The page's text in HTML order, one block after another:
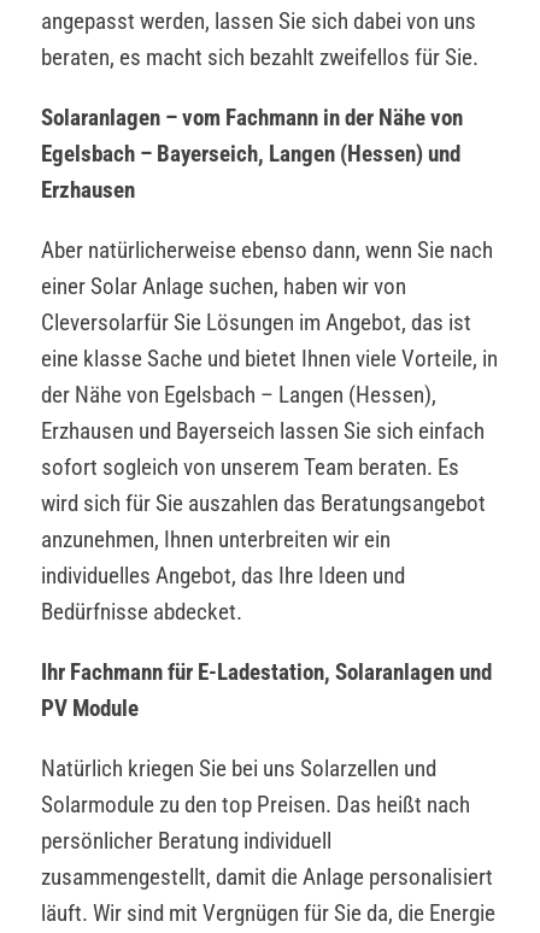
angepasst werden, lassen Sie sich dabei von uns
beraten, es macht sich bezahlt zweifellos für Sie.
Solaranlagen – vom Fachmann in der Nähe von
Egelsbach – Bayerseich, Langen (Hessen) und
Erzhausen
Aber natürlicherweise ebenso dann, wenn Sie nach
einer Solar Anlage suchen, haben wir von
Cleversolarfür Sie Lösungen im Angebot, das ist
eine klasse Sache und bietet Ihnen viele Vorteile, in
der Nähe von Egelsbach – Langen (Hessen),
Erzhausen und Bayerseich lassen Sie sich einfach
sofort sogleich von unserem Team beraten. Es
wird sich für Sie auszahlen das Beratungsangebot
anzunehmen, Ihnen unterbreiten wir ein
individuelles Angebot, das Ihre Ideen und
Bedürfnisse abdecket.
Ihr Fachmann für E-Ladestation, Solaranlagen und
PV Module
Natürlich kriegen Sie bei uns Solarzellen und
Solarmodule zu den top Preisen. Das heißt nach
persönlicher Beratung individuell
zusammengestellt, damit die Anlage personalisiert
läuft. Wir sind mit Vergnügen für Sie da, die Energie